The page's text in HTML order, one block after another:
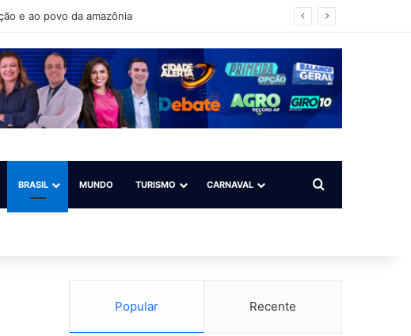
e ao povo da amazônia
BRASIL MUNDO TURISMO CARNAVAL Procurar por
Popular Recente